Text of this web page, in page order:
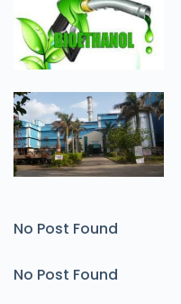
No Post Found
No Post Found